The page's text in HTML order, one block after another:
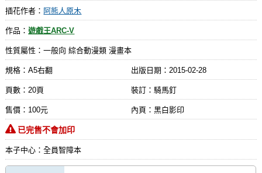
插花作者： 阿熊人原木
作品：遊戲王ARC-V
性質屬性：一般向 綜合動漫類 漫畫本
規格：A5右翻 出版日期： 2015-02-28
頁數：20頁 裝訂：騎馬釘
售價：100元 內頁：黑白影印
已完售不會加印
本子中心：全員智障本